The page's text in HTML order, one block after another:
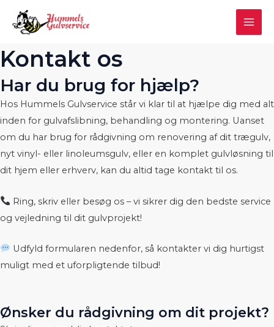
Kontakt os
Har du brug for hjælp?
Hos Hummels Gulvservice står vi klar til at hjælpe dig med alt
inden for gulvafslibning, behandling og montering. Uanset
om du har brug for rådgivning om renovering af dit trægulv,
nyt vinyl- eller linoleumsgulv, eller en komplet gulvløsning til
dit hjem eller erhverv, kan du altid tage kontakt til os.
Ring, skriv eller besøg os – vi sikrer dig den bedste service
og vejledning til dit gulvprojekt!
Udfyld formularen nedenfor, så kontakter vi dig hurtigst
muligt med et uforpligtende tilbud!
Ønsker du rådgivning om dit projekt?